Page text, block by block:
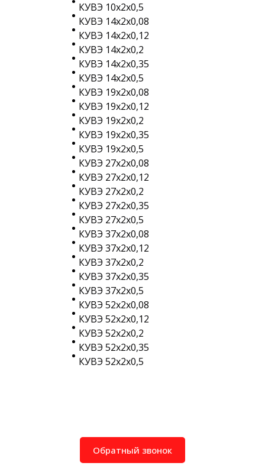
КУВЭ 10х2х0,5
КУВЭ 14х2х0,08
КУВЭ 14х2х0,12
КУВЭ 14х2х0,2
КУВЭ 14х2х0,35
КУВЭ 14х2х0,5
КУВЭ 19х2х0,08
КУВЭ 19х2х0,12
КУВЭ 19х2х0,2
КУВЭ 19х2х0,35
КУВЭ 19х2х0,5
КУВЭ 27х2х0,08
КУВЭ 27х2х0,12
КУВЭ 27х2х0,2
КУВЭ 27х2х0,35
КУВЭ 27х2х0,5
КУВЭ 37х2х0,08
КУВЭ 37х2х0,12
КУВЭ 37х2х0,2
КУВЭ 37х2х0,35
КУВЭ 37х2х0,5
КУВЭ 52х2х0,08
КУВЭ 52х2х0,12
КУВЭ 52х2х0,2
КУВЭ 52х2х0,35
КУВЭ 52х2х0,5
Обратный звонок